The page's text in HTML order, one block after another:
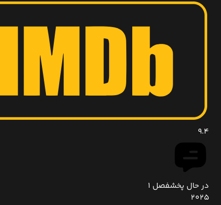
9.4
در حال پخشفصل 1
2025